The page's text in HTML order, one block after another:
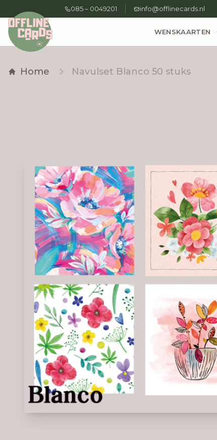
085 – 0049201 info@offlinecards.nl
WENSKAARTEN
Home Navulset Blanco 50 stuks